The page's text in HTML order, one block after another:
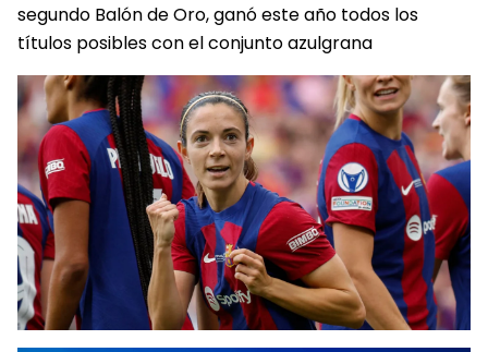
segundo Balón de Oro, ganó este año todos los
títulos posibles con el conjunto azulgrana